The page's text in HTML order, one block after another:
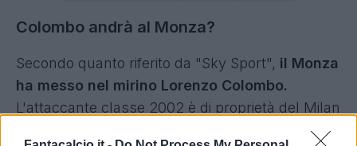
Colombo andrà al Monza?
Secondo quanto riferito da "Sky Sport", il Monza
ha messo nel mirino Lorenzo Colombo.
L'attaccante classe 2002 è di proprietà del Milan
e l'anno scorso ha fatto vedere buone cose a